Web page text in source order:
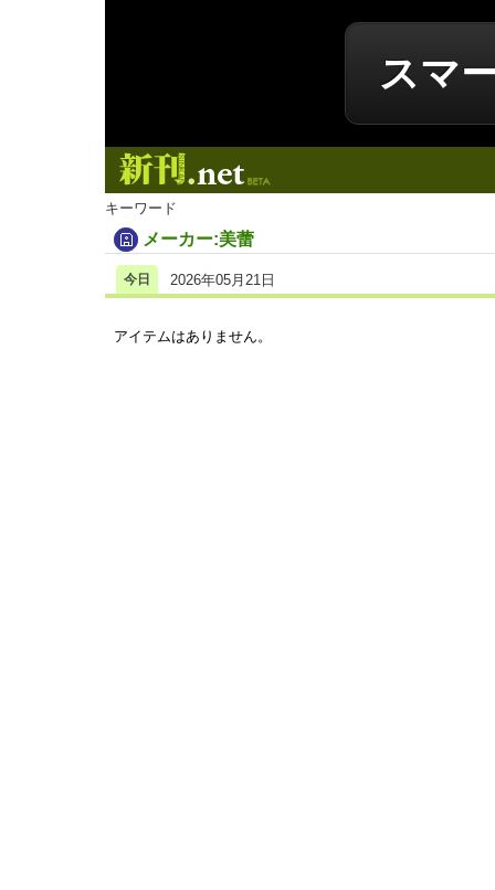
スマ
キーワード
メーカー:美蕾
今日 2026年05月21日
アイテムはありません。